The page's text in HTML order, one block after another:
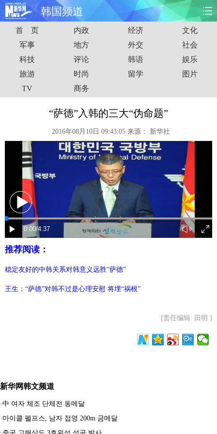
韩国频道
首页 时政 国际 财经
娱乐 体育 人事 教育
时尚 思客
台湾 华人
能源 房产
图片 视频 彩票 食品
旅游 健康 信息化 数据
金融 公益 军事 无人机
富媒体 摄影 新华广播
首 页 内政 经济
文化
军事
地方 外交
社会
科技
评论 韩语
娱乐
旅游
时尚 留学
图片
TV
商务
“萨德”入韩的三大“伪命题”
2016年08月10日 09:43:05 来源： 新华社
推荐阅读：
稳定友好的中韩关系对韩意义远胜“萨德”
王生：“萨德”对韩不过是心理安慰 将埋“祸根”
[责任编辑: 田明 ]
新华网韩文频道
·中 여자 체조 단체전 동메달
· 마이클 펠프스, 남자 접영 200m 금메달